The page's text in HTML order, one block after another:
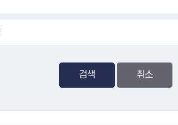
검색